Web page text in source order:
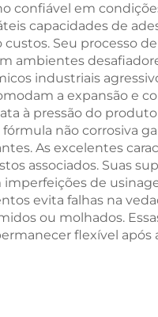
confiável em
capacidades de
Seu processo
ambientes
industriais
a expansão e
à pressão do
não corrosiva
As excelentes
associados. Suas
de
evita falhas na
ou molhados.
flexível após